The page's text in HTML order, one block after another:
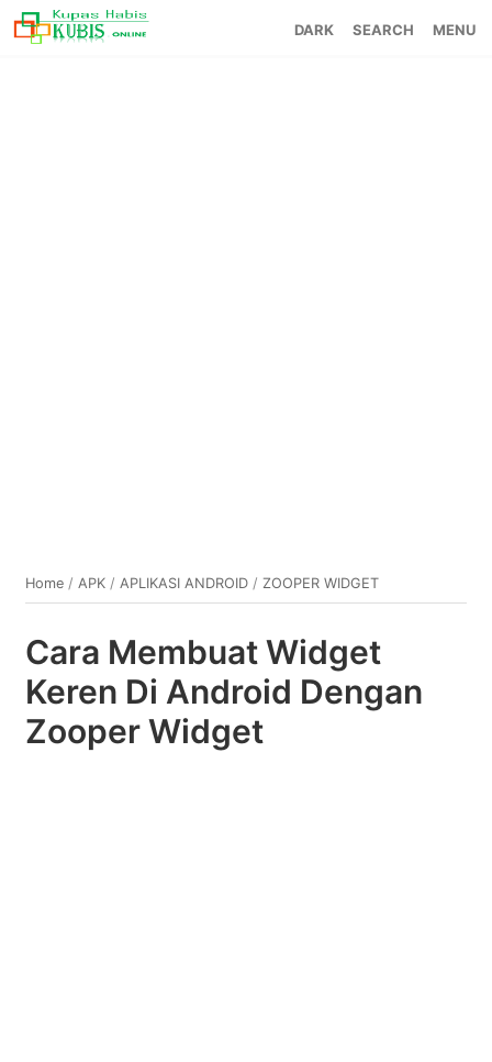
SEARCH MENU
Home /APK /APLIKASI ANDROID /ZOOPER WIDGET
Cara Membuat Widget
Keren Di Android Dengan
Zooper Widget